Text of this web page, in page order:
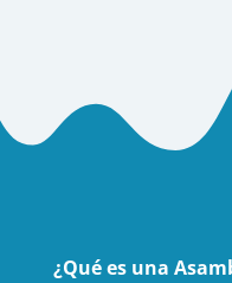
¿Qué es una